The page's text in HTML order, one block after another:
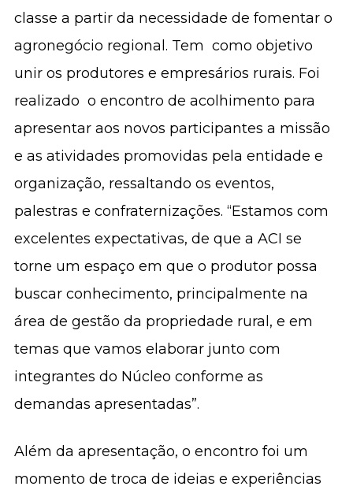
classe a partir da necessidade de fomentar o
agronegócio regional. Tem como objetivo
unir os produtores e empresários rurais. Foi
realizado o encontro de acolhimento para
apresentar aos novos participantes a missão
e as atividades promovidas pela entidade e
organização, ressaltando os eventos,
palestras e confraternizações. “Estamos com
excelentes expectativas, de que a ACI se
torne um espaço em que o produtor possa
buscar conhecimento, principalmente na
área de gestão da propriedade rural, e em
temas que vamos elaborar junto com
integrantes do Núcleo conforme as
demandas apresentadas”.
Além da apresentação, o encontro foi um
momento de troca de ideias e experiências